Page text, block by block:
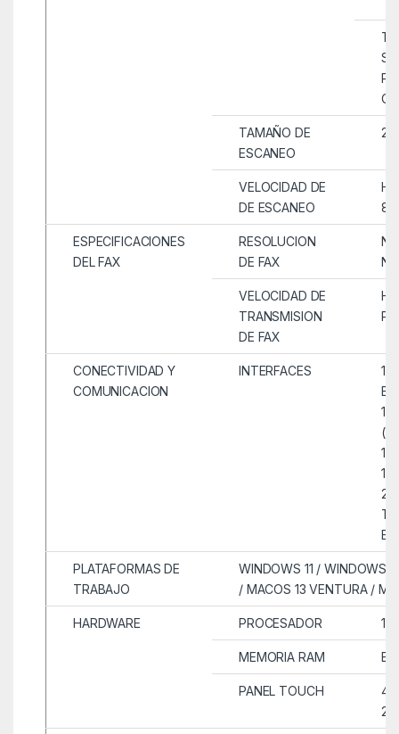
TAMAÑO DE
ESCANEO
VELOCIDAD DE
DE ESCANEO
8
ESPECIFICACIONES
DEL FAX
RESOLUCION
DE FAX
VELOCIDAD DE
TRANSMISION
DE FAX
CONECTIVIDAD Y
COMUNICACION
INTERFACES
1
1
1
1
2
PLATAFORMAS DE
TRABAJO
WINDOWS 11 / WINDOWS
/ MACOS 13 VENTURA /
HARDWARE PROCESADOR
MEMORIA RAM
PANEL TOUCH